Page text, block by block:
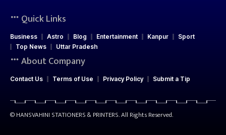
Quick Links
Business Astro Blog Entertainment Kanpur
Sport
Top News
Uttar Pradesh
About Company
Contact Us Terms of Use Privacy Policy Submit a Tip
© HANSVAHINI STATIONERS & PRINTERS. All Rights Reserved.